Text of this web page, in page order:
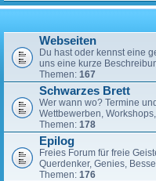
Webseiten
Du hast oder kennst eine
uns eine kurze
Themen: 167
Schwarzes Brett
Wer wann wo? Termine
Wettbewerben,
Themen: 178
Epilog
Freies Forum für freie
Querdenker, Genies,
Themen: 176